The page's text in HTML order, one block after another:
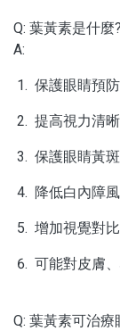
沖泡飲品
蒜糖1906限定
水光逆時系列保
品牌
Q: 葉黃素是什麼?
A:
保護眼睛預防
提高視力清晰
保護眼睛黃斑
降低白內障風
增加視覺對比
可能對皮膚
Q: 葉黃素可治療